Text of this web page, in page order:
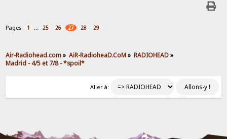
Pages: 1 ... 25 26 27 28 29
Air-Radiohead.com» AiR-RadioheaD.CoM» RADIOHEAD»
Madrid - 4/5 et 7/8 - *spoil*
Aller à: